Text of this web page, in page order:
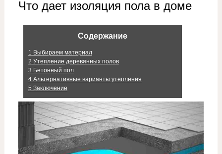
Что дает изоляция пола в доме
Содержание
1 Выбираем материал
2 Утепление деревянных полов
3 Бетонный пол
4Альтернативные варианты утепления
5 Заключение